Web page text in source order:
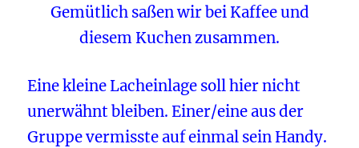
Gemütlich saßen wir bei Kaffee und
diesem Kuchen zusammen.
Eine kleine Lacheinlage soll hier nicht
unerwähnt bleiben. Einer/eine aus der
Gruppe vermisste auf einmal sein Handy.